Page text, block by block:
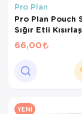
Pro Plan
Pro Plan Pouch
Sığır Etli
Kedi Konservesi
66,00
YENI